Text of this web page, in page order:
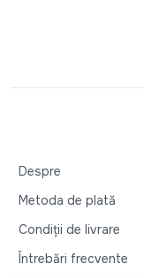
Despre
Metoda de plată
Condiții de livrare
Întrebări frecvente